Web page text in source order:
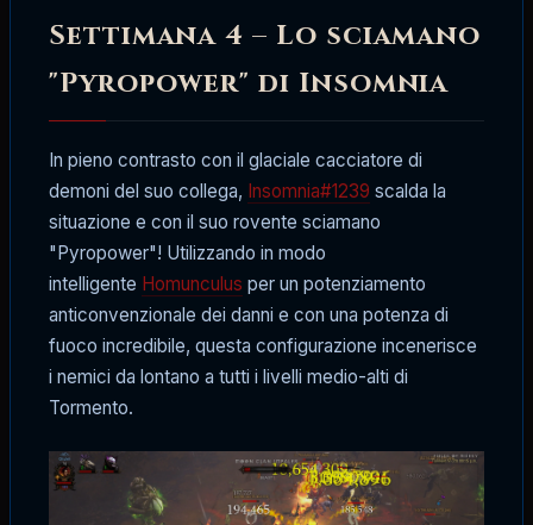
Settimana 4 – Lo sciamano
"Pyropower" di Insomnia
In pieno contrasto con il glaciale cacciatore di
demoni del suo collega, Insomnia#1239 scalda la
situazione e con il suo rovente sciamano
"Pyropower"! Utilizzando in modo
intelligente Homunculus per un potenziamento
anticonvenzionale dei danni e con una potenza di
fuoco incredibile, questa configurazione incenerisce
i nemici da lontano a tutti i livelli medio-alti di
Tormento.